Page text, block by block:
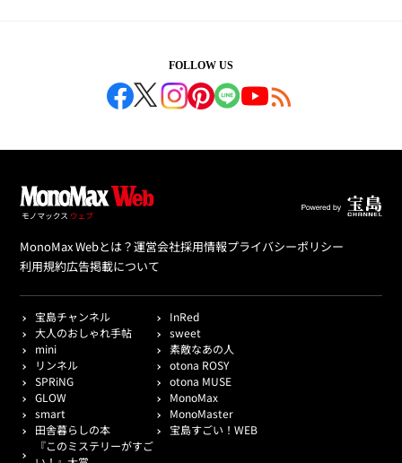
FOLLOW US
MonoMax Webとは？運営会社採用情報プライバシーポリシー
利用規約広告掲載について
宝島チャンネル
InRed
大人のおしゃれ手帖
sweet
mini
素敵なあの人
リンネル
otona ROSY
SPRiNG
otona MUSE
GLOW
MonoMax
smart
MonoMaster
田舎暮らしの本
宝島すごい！WEB
『このミステリーがすご